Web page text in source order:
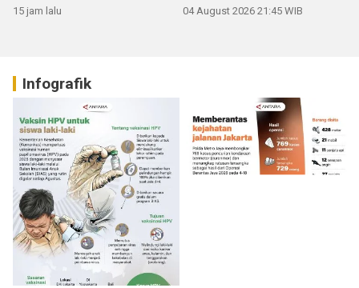
15 jam lalu 04 August 2026 21:45 WIB
Infografik